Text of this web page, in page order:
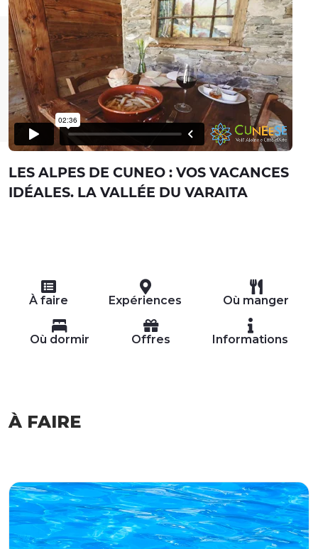
LES ALPES DE CUNEO : VOS VACANCES
IDÉALES. LA VALLÉE DU VARAITA
À faire Expériences Où manger
Où dormir Offres Informations
À FAIRE